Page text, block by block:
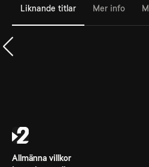
Liknande titlar Mer info
Allmänna villkor